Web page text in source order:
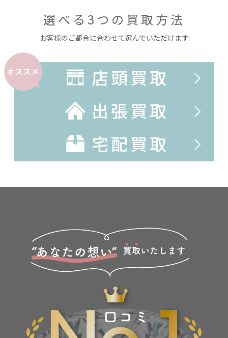
選べる3つの買取方法
お客様のご都合に合わせて選んでいただけます
オススメ
店頭買取
出張買取
宅配買取